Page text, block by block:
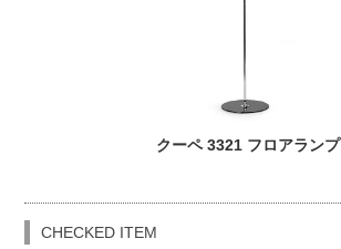
クーペ 3321 フロアランプ
CHECKED ITEM